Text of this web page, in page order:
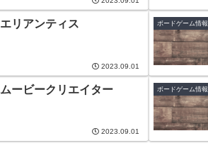
エリアンティス
2023.09.01
ボードゲーム情報
ムービークリエイター
2023.09.01
ボードゲーム情報